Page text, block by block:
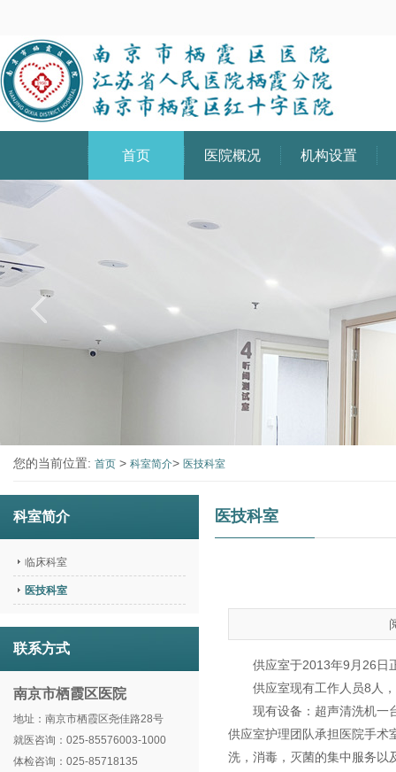
首页 医院概况 机构设置
您的当前位置: 首页 > 科室简介> 医技科室
科室简介
临床科室
医技科室
联系方式
南京市栖霞区医院
地址：南京市栖霞区尧佳路28号
就医咨询：025-85576003-1000
体检咨询：025-85718135
医技科室
供应室于2013年9月26日
供应室现有工作人员8人
现有设备：超声清洗机一
供应室护理团队承担医院手术
洗，消毒，灭菌的集中服务以